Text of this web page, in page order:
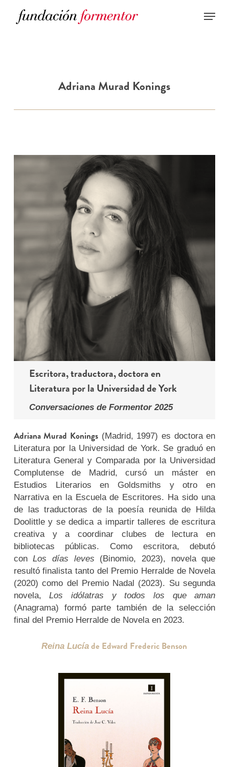
Adriana Murad Konings
Escritora, traductora, doctora en
Literatura por la Universidad de York
Conversaciones de Formentor 2025
Adriana Murad Konings (Madrid, 1997) es doctora en
Literatura por la Universidad de York. Se graduó en
Literatura General y Comparada por la Universidad
Complutense de Madrid, cursó un máster en
Estudios Literarios en Goldsmiths y otro en
Narrativa en la Escuela de Escritores. Ha sido una
de las traductoras de la poesía reunida de Hilda
Doolittle y se dedica a impartir talleres de escritura
creativa y a coordinar clubes de lectura en
bibliotecas públicas. Como escritora, debutó
conLos días leves (Binomio, 2023), novela que
resultó finalista tanto del Premio Herralde de Novela
(2020) como del Premio Nadal (2023). Su segunda
novela,Los idólatras y todos los que aman
(Anagrama) formó parte también de la selección
final del Premio Herralde de Novela en 2023.
Reina Lucía de Edward Frederic Benson